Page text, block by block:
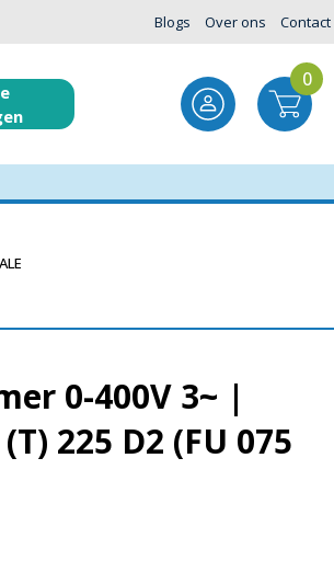
Blogs Over ons Contact
0
0-400V 3~ |
225 D2 (FU 075